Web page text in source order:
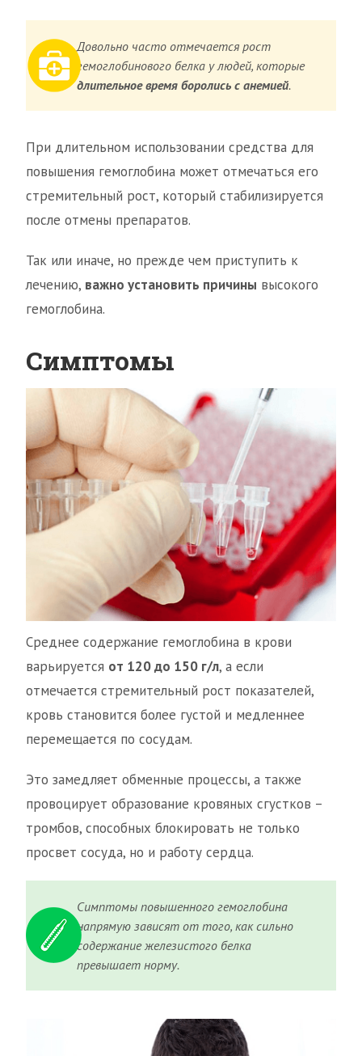
Довольно часто отмечается рост
гемоглобинового белка у людей, которые
длительное время боролись с анемией.
При длительном использовании средства для
повышения гемоглобина может отмечаться его
стремительный рост, который стабилизируется
после отмены препаратов.
Так или иначе, но прежде чем приступить к
лечению, важно установить причины высокого
гемоглобина.
Симптомы
Среднее содержание гемоглобина в крови
варьируется от 120 до 150 г/л, а если
отмечается стремительный рост показателей,
кровь становится более густой и медленнее
перемещается по сосудам.
Это замедляет обменные процессы, а также
провоцирует образование кровяных сгустков –
тромбов, способных блокировать не только
просвет сосуда, но и работу сердца.
Симптомы повышенного гемоглобина
напрямую зависят от того, как сильно
содержание железистого белка
превышает норму.